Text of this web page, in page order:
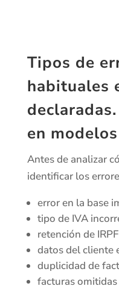
Tipos de
habituales
en
Antes de analizar
identificar los
error en la base
tipo de IVA
retención de
datos del cliente
duplicidad de
facturas